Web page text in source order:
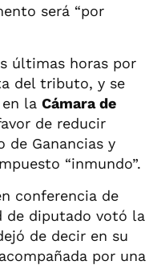
será “por
últimas horas por
del tributo, y se
la Cámara de
de reducir
de Ganancias y
“inmundo”.
conferencia de
de diputado votó la
de decir en su
por una